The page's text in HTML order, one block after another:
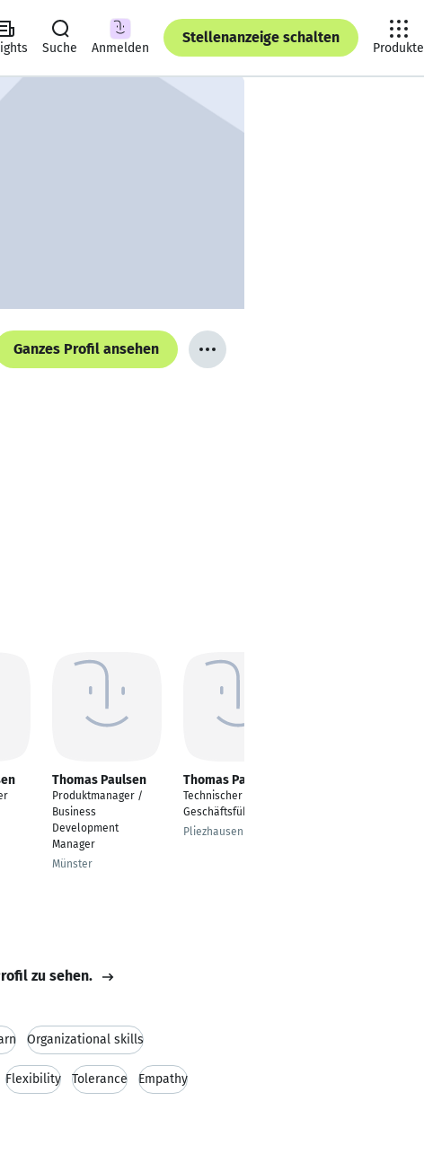
Suche Anmelden
Stellenanzeige schalten
Produkte
Ganzes Profil ansehen
Thomas Paulsen
Produktmanager /
Business
Development
Manager
Münster
Thomas Paulsen
Technischer
Geschäftsführer
Pliezhausen
zu sehen.
Organizational skills
Flexibility Tolerance Empathy